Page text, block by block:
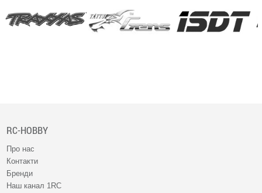
RC-HOBBY
Про нас
Контакти
Бренди
Наш канал 1RC